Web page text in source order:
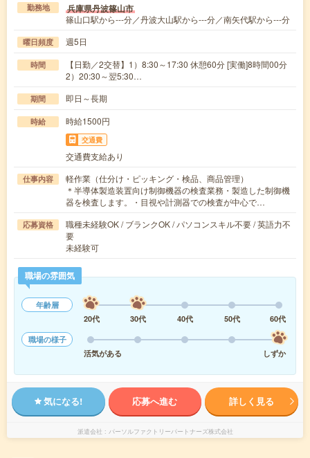
勤務地 兵庫県丹波篠山市
篠山口駅から---分／丹波大山駅から---分／南矢代駅から---分
曜日頻度 週5日
時間
【日勤／2交替】1）8:30～17:30 休憩60分 [実働]8時間00分
2）20:30～翌5:30…
期間 即日～長期
時給 時給1500円
交通費
交通費支給あり
仕事内容
軽作業（仕分け・ピッキング・検品、商品管理）
＊半導体製造装置向け制御機器の検査業務・製造した制御機
器を検査します。・目視や計測器での検査が中心で…
応募資格
職種未経験OK / ブランクOK / パソコンスキル不要 / 英語力不
要
未経験可
職場の雰囲気
年齢層
20代
30代 40代 50代
60代
職場の様子
活気がある
しずか
気になる! 応募へ進む 詳しく見る
派遣会社 パーソルファクトリーパートナーズ株式会社